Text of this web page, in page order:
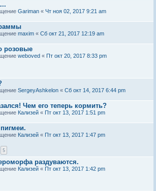
Gariman « Чт ноя 02, 2017 9:21 am
maxim « Сб окт 21, 2017 12:19 am
розовые
weboved « Пт окт 20, 2017 8:33 pm
SergeyAshkelon « Сб окт 14, 2017 6:44 pm
Чем его теперь кормить?
Кализей « Пт окт 13, 2017 1:51 pm
Кализей « Пт окт 13, 2017 1:47 pm
5
раздуваются.
Кализей « Пт окт 13, 2017 1:42 pm